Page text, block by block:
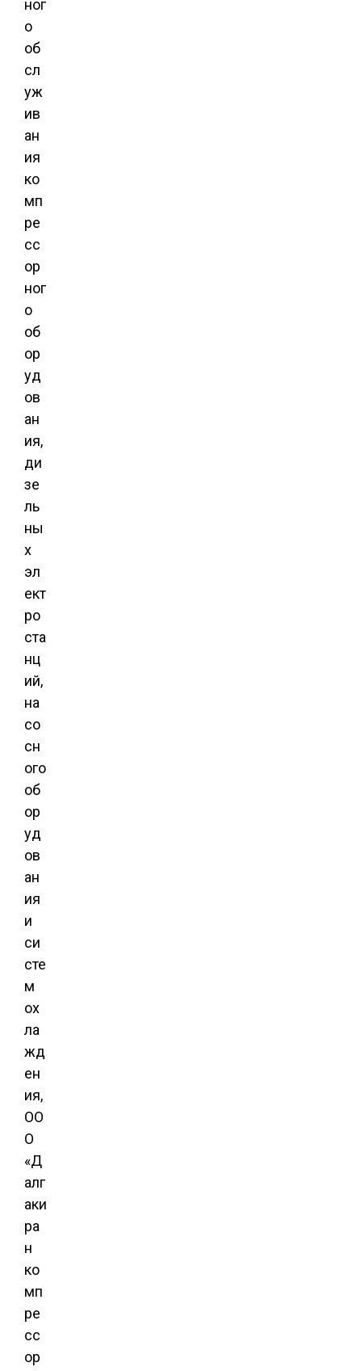
ног
о
об
сл
уж
ив
ан
ия
ко
мп
ре
сс
ор
ног
о
об
ор
уд
ов
ан
ия,
ди
зе
ль
ны
х
эл
ект
ро
ста
нц
ий,
на
со
сн
ого
об
ор
уд
ов
ан
ия
и
си
сте
м
ох
ла
жд
ен
ия,
ОО
О
«Д
алг
аки
ра
н
ко
мп
ре
сс
ор